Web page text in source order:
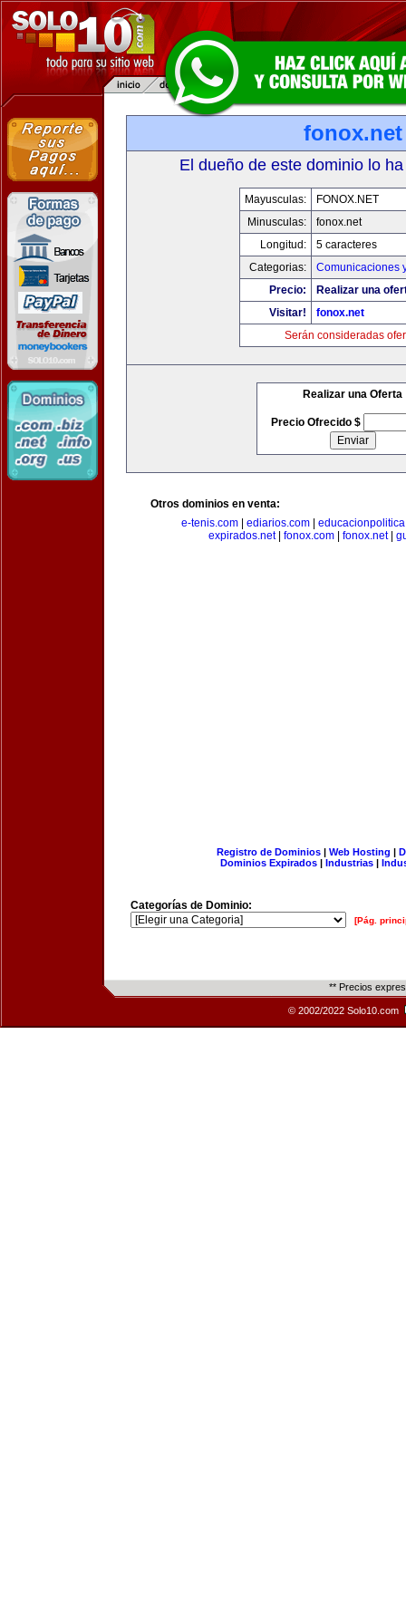
fonox.net
El dueño de este dominio lo
Mayusculas:
FONOX.NET
Minusculas:
fonox.net
Longitud:
5 caracteres
Categorias:
Comunicaciones
Precio:
Realizar una
Visitar!
fonox.net
Serán consideradas
Realizar una Oferta
Precio Ofrecido $
Otros dominios en venta:
e-tenis.com
ediarios.com
expirados.net| fonox.com fonox.net|
Registro de Dominios| Web Hosting |
Dominios Expirados | Industrias |
Categorías de Dominio:
[Pág.
** Precios
© 2002/2022 Solo10.com